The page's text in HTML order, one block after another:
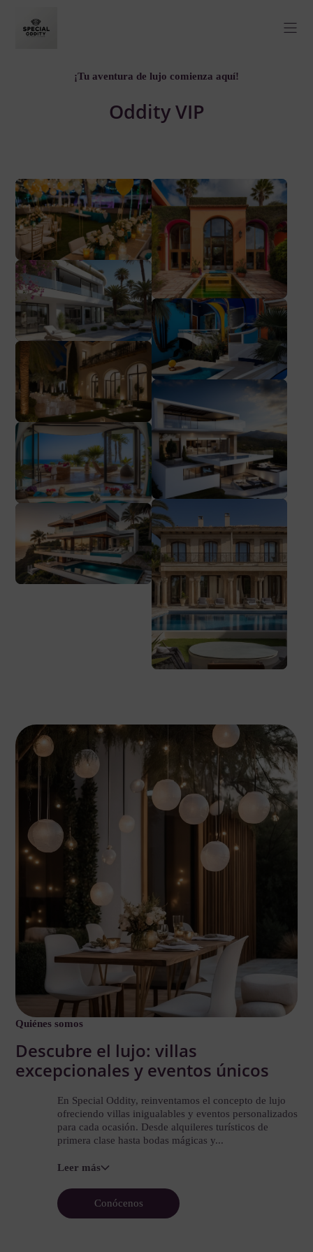
¡Tu aventura de lujo comienza aquí!
Oddity VIP
Quiénes somos
Descubre el lujo: villas
excepcionales y eventos únicos
En Special Oddity, reinventamos el concepto de lujo
ofreciendo villas inigualables y eventos personalizados
para cada ocasión. Desde alquileres turísticos de
primera clase hasta bodas mágicas y...
Leer más
Conócenos